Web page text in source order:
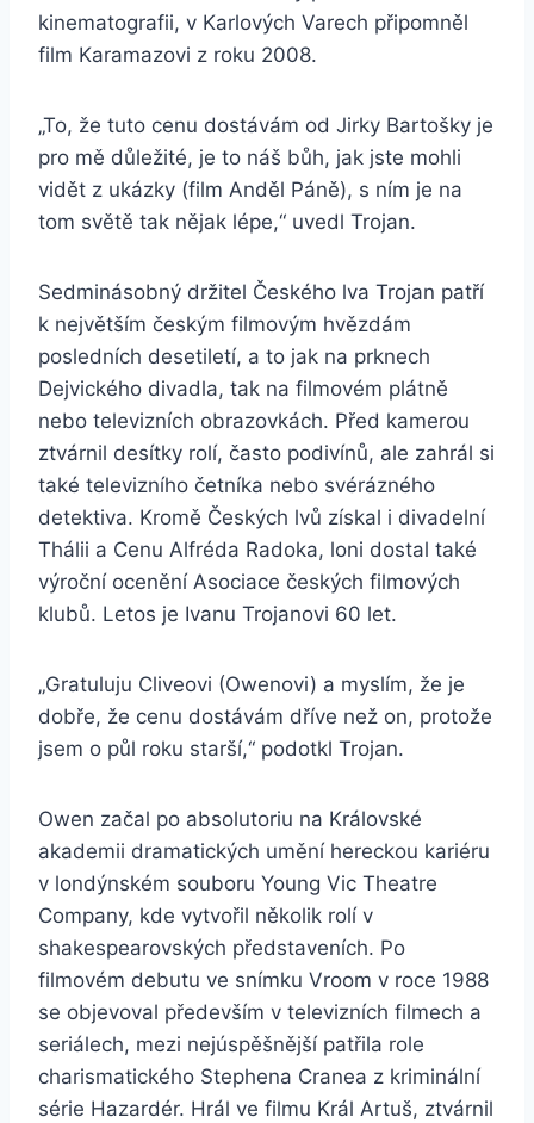
kinematografii, v Karlových Varech připomněl
film Karamazovi z roku 2008.
„To, že tuto cenu dostávám od Jirky Bartošky je
pro mě důležité, je to náš bůh, jak jste mohli
vidět z ukázky (film Anděl Páně), s ním je na
tom světě tak nějak lépe,“ uvedl Trojan.
Sedminásobný držitel Českého lva Trojan patří
k největším českým filmovým hvězdám
posledních desetiletí, a to jak na prknech
Dejvického divadla, tak na filmovém plátně
nebo televizních obrazovkách. Před kamerou
ztvárnil desítky rolí, často podivínů, ale zahrál si
také televizního četníka nebo svérázného
detektiva. Kromě Českých lvů získal i divadelní
Thálii a Cenu Alfréda Radoka, loni dostal také
výroční ocenění Asociace českých filmových
klubů. Letos je Ivanu Trojanovi 60 let.
„Gratuluju Cliveovi (Owenovi) a myslím, že je
dobře, že cenu dostávám dříve než on, protože
jsem o půl roku starší,“ podotkl Trojan.
Owen začal po absolutoriu na Královské
akademii dramatických umění hereckou kariéru
v londýnském souboru Young Vic Theatre
Company, kde vytvořil několik rolí v
shakespearovských představeních. Po
filmovém debutu ve snímku Vroom v roce 1988
se objevoval především v televizních filmech a
seriálech, mezi nejúspěšnější patřila role
charismatického Stephena Cranea z kriminální
série Hazardér. Hrál ve filmu Král Artuš, ztvárnil